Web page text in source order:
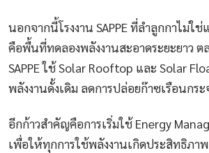
นอกจากนี้โรงงาน SAPPE ที่ลำลูกกาไม่ใ
คือพื้นที่ทดลองพลังงานสะอาดระยะยาว
SAPPE ใช้ Solar Rooftop และ Solar
พลังงานดั้งเดิม ลดการปล่อยก๊าซเรือนกร
อีกก้าวสำคัญคือการเริ่มใช้ Energy
เพื่อให้ทุกการใช้พลังงานเกิดประสิทธิภา